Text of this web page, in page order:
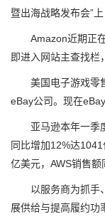
暨出海战略发布会”
Amazon近期正在
即进入网站主查找栏
美国电子游戏零售
eBay公司。现在
亚马逊本年一季度
同比增加12%达
亿美元，AWS销售额
以服务商为抓手、
展供给与提高履约功